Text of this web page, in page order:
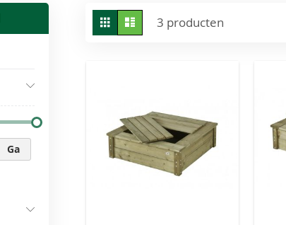
Tonen
als
Foto-
tabel
Lijst3 producten
Ga